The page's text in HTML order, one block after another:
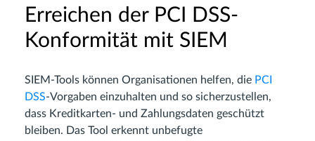
Erreichen der PCI DSS-
Konformität mit SIEM
SIEM-Tools können Organisationen helfen, die PCI
DSS-Vorgaben einzuhalten und so sicherzustellen,
dass Kreditkarten- und Zahlungsdaten geschützt
bleiben. Das Tool erkennt unbefugte